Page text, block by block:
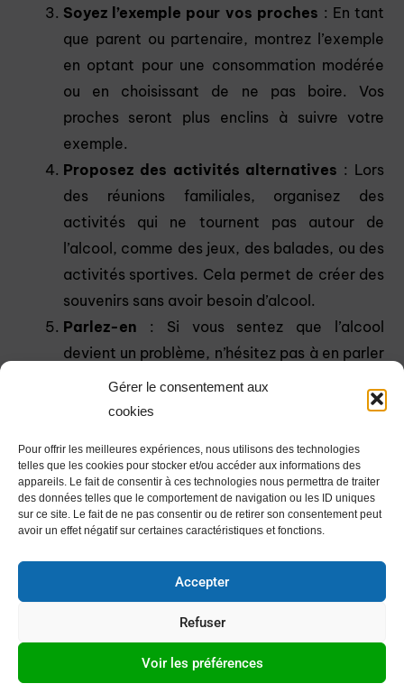
Gérer le consentement aux
cookies
Pour offrir les meilleures expériences, nous utilisons des technologies
telles que les cookies pour stocker et/ou accéder aux informations des
appareils. Le fait de consentir à ces technologies nous permettra de traiter
des données telles que le comportement de navigation ou les ID uniques
sur ce site. Le fait de ne pas consentir ou de retirer son consentement peut
avoir un effet négatif sur certaines caractéristiques et fonctions.
Accepter
Refuser
Voir les préférences
Soyez l’exemple pour vos proches : En tant
que parent ou partenaire, montrez l’exemple
en optant pour une consommation modérée
ou en choisissant de ne pas boire. Vos
proches seront plus enclins à suivre votre
exemple.
Proposez des activités alternatives : Lors
des réunions familiales, organisez des
activités qui ne tournent pas autour de
l’alcool, comme des jeux, des balades, ou des
activités sportives. Cela permet de créer des
souvenirs sans avoir besoin d’alcool.
Parlez-en : Si vous sentez que l’alcool
devient un problème, n’hésitez pas à en parler
à un proche ou à consulter un professionnel.
Aborder le sujet peut être le premier pas vers
L'alcoolisme n'est pas une
fatalité
Il est essentiel de comprendre quel’alcoolisme
. Avec le soutien approprié et
la volonté de changer, il est tout à fait possible de
surmonter une dépendance à l’alcool et de